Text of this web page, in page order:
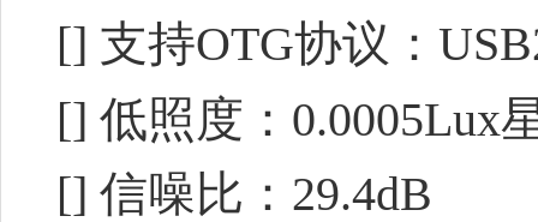
[] 支持OTG协议：
[] 低照度：0.0005Lux
[] 信噪比：29.4dB